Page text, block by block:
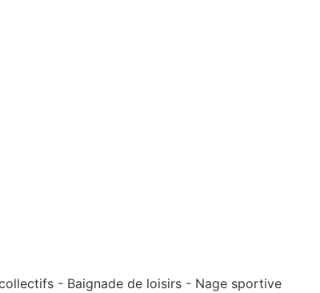
- Baignade de loisirs - Nage sportive